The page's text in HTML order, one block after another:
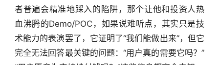
者普遍会精准地踩入的陷阱，那个让他和投资人热
血沸腾的Demo/POC，如果说难听点，其实只是技
术能力的表演罢了，它证明了“我们能做出来”，但它
完全无法回答最关键的问题：“用户真的需要它吗？”